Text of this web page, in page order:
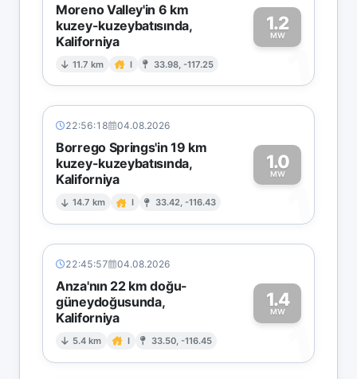
Moreno Valley'in 6 km
kuzey-kuzeybatısında,
Kaliforniya
11.7 km I 33.98, -117.25
1.2
MW
1
22:56:18 04.08.2026
Borrego Springs'in 19 km
kuzey-kuzeybatısında,
Kaliforniya
14.7 km I 33.42, -116.43
1.0
MW
1
22:45:57 04.08.2026
Anza'nın 22 km doğu-
güneydoğusunda,
Kaliforniya
5.4 km I 33.50, -116.45
1.4
MW
1